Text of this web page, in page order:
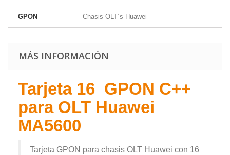
GPON Chasis OLT´s Huawei
MÁS INFORMACIÓN
Tarjeta 16 GPON C++
para OLT Huawei
MA5600
Tarjeta GPON para chasis OLT Huawei con 16